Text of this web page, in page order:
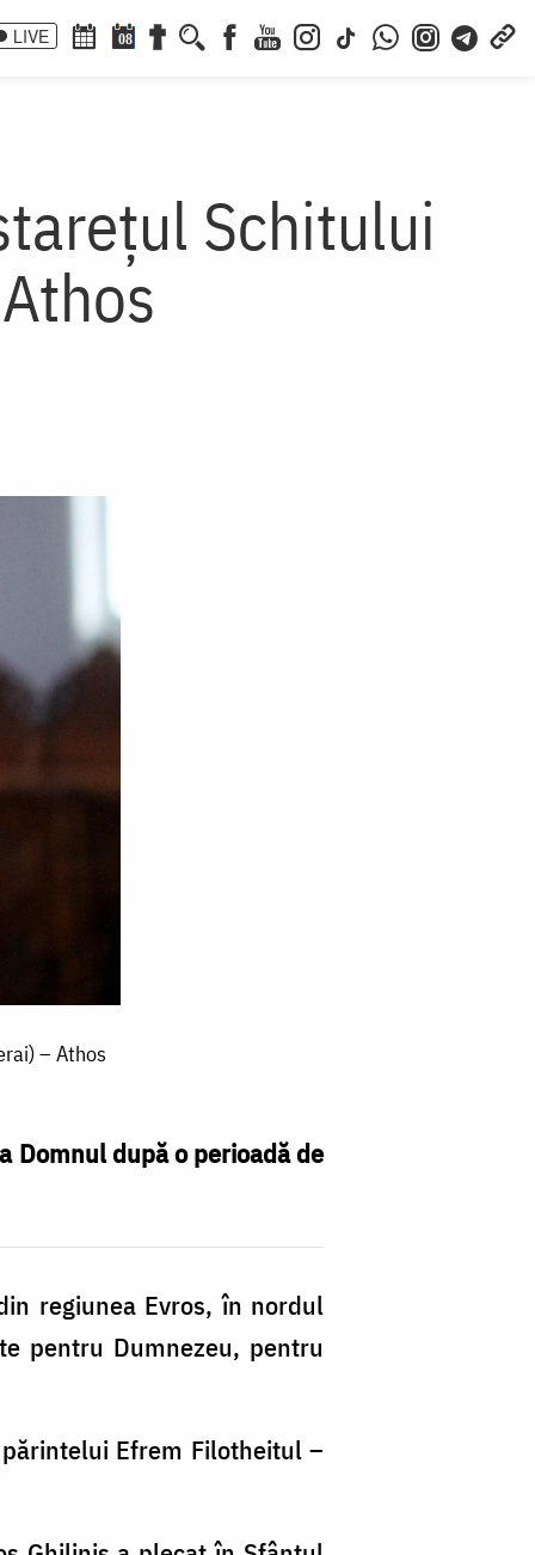
LIVE 08
Schitului
– Athos
Domnul după o perioadă de
regiunea Evros, în nordul
pentru Dumnezeu, pentru
Efrem Filotheitul –